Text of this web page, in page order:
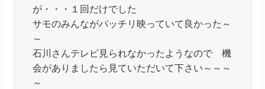
が・・・１回だけでした
サモのみんながバッチリ映っていて良かった～
～
石川さんテレビ見られなかったようなので 機
会がありましたら見ていただいて下さい～～～
～